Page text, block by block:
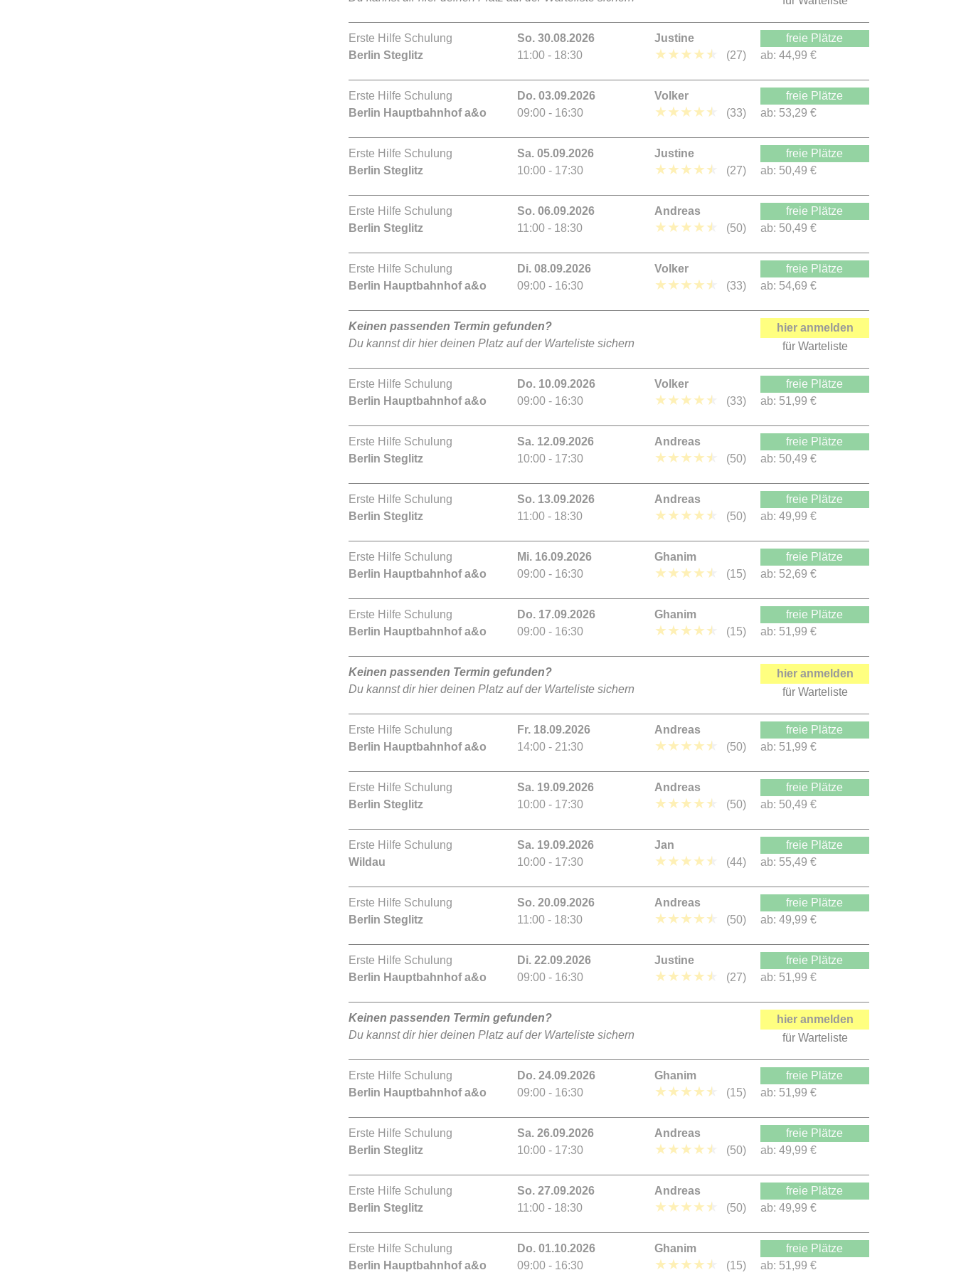
Erste Hilfe Schulung
Berlin Steglitz
So. 30.08.2026
11:00 - 18:30
Justine
★★★★★ (27)
freie Plätze
ab: 44,99 €
Erste Hilfe Schulung
Berlin Hauptbahnhof a&o
Do. 03.09.2026
09:00 - 16:30
Volker
★★★★★ (33)
freie Plätze
ab: 53,29 €
Erste Hilfe Schulung
Berlin Steglitz
Sa. 05.09.2026
10:00 - 17:30
Justine
★★★★★ (27)
freie Plätze
ab: 50,49 €
Erste Hilfe Schulung
Berlin Steglitz
So. 06.09.2026
11:00 - 18:30
Andreas
★★★★★ (50)
freie Plätze
ab: 50,49 €
Erste Hilfe Schulung
Berlin Hauptbahnhof a&o
Di. 08.09.2026
09:00 - 16:30
Volker
★★★★★ (33)
freie Plätze
ab: 54,69 €
Keinen passenden Termin gefunden?
Du kannst dir hier deinen Platz auf der Warteliste sichern
hier anmelden
für Warteliste
Erste Hilfe Schulung
Berlin Hauptbahnhof a&o
Do. 10.09.2026
09:00 - 16:30
Volker
★★★★★ (33)
freie Plätze
ab: 51,99 €
Erste Hilfe Schulung
Berlin Steglitz
Sa. 12.09.2026
10:00 - 17:30
Andreas
★★★★★ (50)
freie Plätze
ab: 50,49 €
Erste Hilfe Schulung
Berlin Steglitz
So. 13.09.2026
11:00 - 18:30
Andreas
★★★★★ (50)
freie Plätze
ab: 49,99 €
Erste Hilfe Schulung
Berlin Hauptbahnhof a&o
Mi. 16.09.2026
09:00 - 16:30
Ghanim
★★★★★ (15)
freie Plätze
ab: 52,69 €
Erste Hilfe Schulung
Berlin Hauptbahnhof a&o
Do. 17.09.2026
09:00 - 16:30
Ghanim
★★★★★ (15)
freie Plätze
ab: 51,99 €
Keinen passenden Termin gefunden?
Du kannst dir hier deinen Platz auf der Warteliste sichern
hier anmelden
für Warteliste
Erste Hilfe Schulung
Berlin Hauptbahnhof a&o
Fr. 18.09.2026
14:00 - 21:30
Andreas
★★★★★ (50)
freie Plätze
ab: 51,99 €
Erste Hilfe Schulung
Berlin Steglitz
Sa. 19.09.2026
10:00 - 17:30
Andreas
★★★★★ (50)
freie Plätze
ab: 50,49 €
Erste Hilfe Schulung
Wildau
Sa. 19.09.2026
10:00 - 17:30
Jan
★★★★★ (44)
freie Plätze
ab: 55,49 €
Erste Hilfe Schulung
Berlin Steglitz
So. 20.09.2026
11:00 - 18:30
Andreas
★★★★★ (50)
freie Plätze
ab: 49,99 €
Erste Hilfe Schulung
Berlin Hauptbahnhof a&o
Di. 22.09.2026
09:00 - 16:30
Justine
★★★★★ (27)
freie Plätze
ab: 51,99 €
Keinen passenden Termin gefunden?
Du kannst dir hier deinen Platz auf der Warteliste sichern
hier anmelden
für Warteliste
Erste Hilfe Schulung
Berlin Hauptbahnhof a&o
Do. 24.09.2026
09:00 - 16:30
Ghanim
★★★★★ (15)
freie Plätze
ab: 51,99 €
Erste Hilfe Schulung
Berlin Steglitz
Sa. 26.09.2026
10:00 - 17:30
Andreas
★★★★★ (50)
freie Plätze
ab: 49,99 €
Erste Hilfe Schulung
Berlin Steglitz
So. 27.09.2026
11:00 - 18:30
Andreas
★★★★★ (50)
freie Plätze
ab: 49,99 €
Erste Hilfe Schulung
Berlin Hauptbahnhof a&o
Do. 01.10.2026
09:00 - 16:30
Ghanim
★★★★★ (15)
freie Plätze
ab: 51,99 €